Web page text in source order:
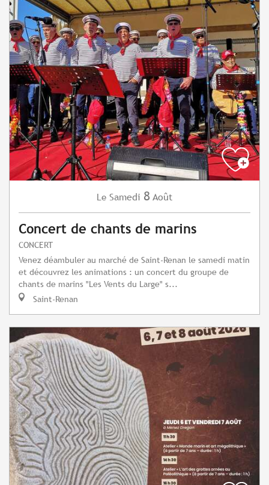
Le Samedi 8 Août
Concert de chants de marins
CONCERT
Venez déambuler au marché de Saint-Renan le samedi matin
et découvrez les animations : un concert du groupe de
chants de marins "Les Vents du Large" s...
Saint-Renan